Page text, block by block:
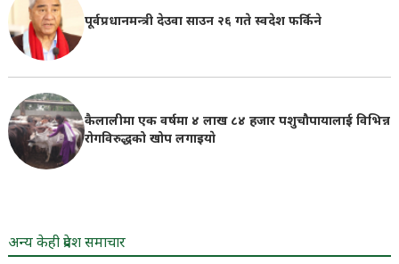
पूर्वप्रधानमन्त्री देउवा साउन २६ गते स्वदेश फर्किने
कैलालीमा एक वर्षमा ४ लाख ८४ हजार पशुचौपायालाई विभिन्न
रोगविरुद्धको खोप लगाइयाे
अन्य केही प्रदेश समाचार